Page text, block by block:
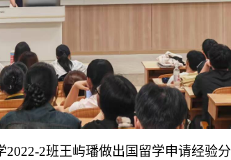
2022-2班王屿璠做出国留学申请经验